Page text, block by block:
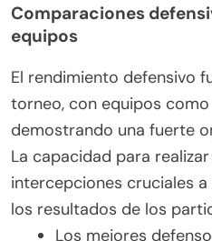
Comparaciones
equipos
El rendimiento defensivo
torneo, con equipos
demostrando una fuerte
La capacidad para
intercepciones cruciales
los resultados de los
Los mejores